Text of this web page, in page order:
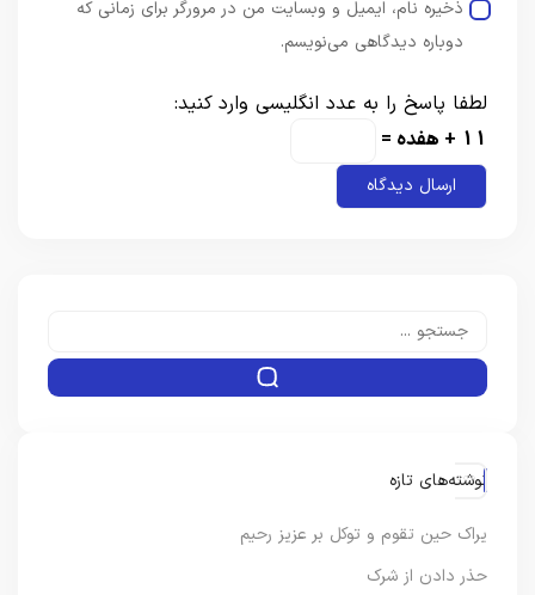
ذخیره نام، ایمیل و وبسایت من در مرورگر برای زمانی که
دوباره دیدگاهی می‌نویسم.
لطفا پاسخ را به عدد انگلیسی وارد کنید:
11 + هفده =
نوشته‌های تازه
یراک حین تقوم و توکل بر عزیز رحیم
حذر دادن از شرک